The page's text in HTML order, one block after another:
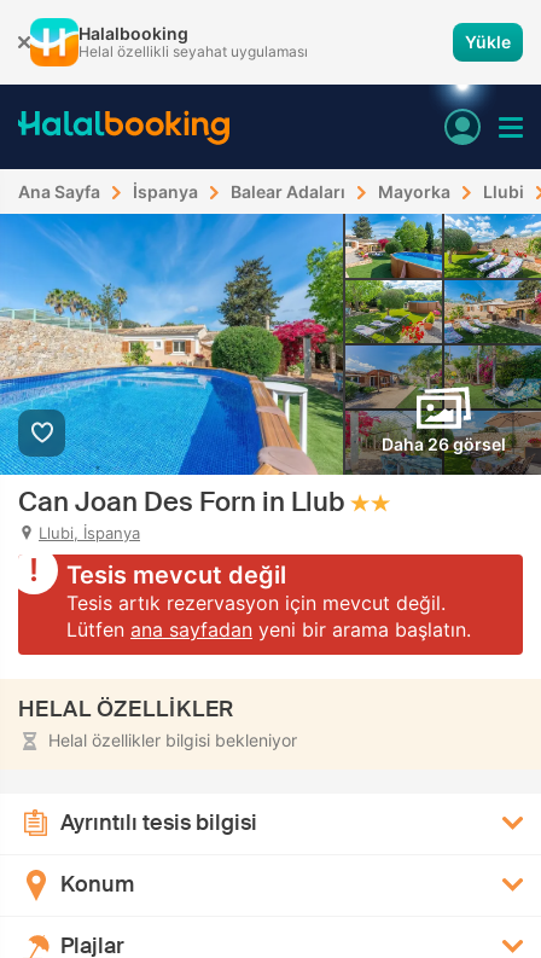
Halalbooking
Helal özellikli seyahat uygulaması Yükle
Ana Sayfa İspanya Balear Adaları Mayorka Llubi
Daha 26 görsel
Can Joan Des Forn in Llub
Llubi, İspanya
Tesis mevcut değil
Tesis artık rezervasyon için mevcut değil.
Lütfen ana sayfadan yeni bir arama başlatın.
HELAL ÖZELLİKLER
Helal özellikler bilgisi bekleniyor
Ayrıntılı tesis bilgisi
Konum
Plajlar